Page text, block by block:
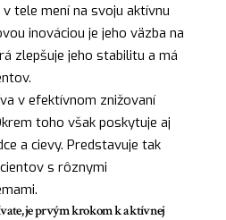
tele mení na svoju aktívnu
inováciou je jeho väzba na
zlepšuje jeho stabilitu a má
v efektívnom znižovaní
toho však poskytuje aj
a cievy. Predstavuje tak
s rôznymi
je prvým krokom k aktívnej